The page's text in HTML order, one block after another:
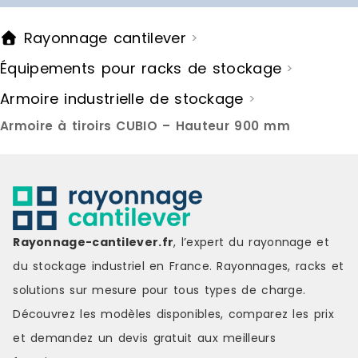
tiroir (hauteur x largeur x
:violetContenu de la livraison :1 x
Couleur : violet Matière : metal
ouvrés
tiroir
Matière :
Rayonnage cantilever >
Équipements pour racks de stockage >
Armoire industrielle de stockage >
Armoire à tiroirs CUBIO – Hauteur 900 mm
Rayonnage-cantilever.fr, l’expert du rayonnage et
du stockage industriel en France. Rayonnages, racks et
solutions sur mesure pour tous types de charge.
Découvrez les modèles disponibles, comparez les prix
et demandez un devis gratuit aux meilleurs